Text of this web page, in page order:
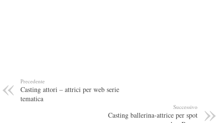
Precedente
Casting attori – attrici per web serie
tematica
Successivo
Casting ballerina-attrice per spot